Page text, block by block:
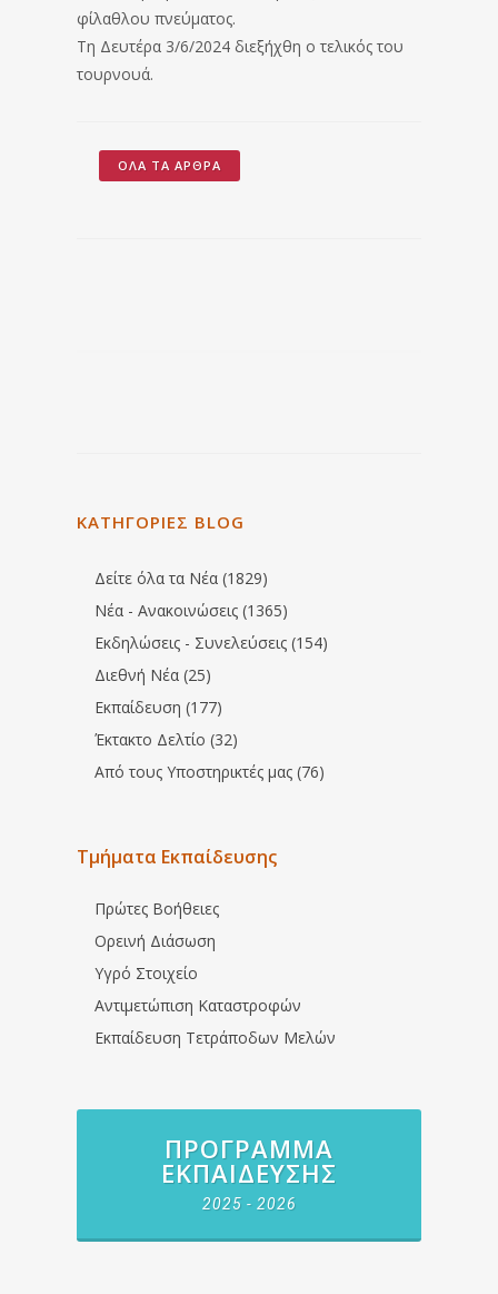
φίλαθλου πνεύματος.
Τη Δευτέρα 3/6/2024 διεξήχθη ο τελικός του
τουρνουά.
ΌΛΑ ΤΑ ΆΡΘΡΑ
ΚΑΤΗΓΟΡΙΕΣ BLOG
Δείτε όλα τα Νέα (1829)
Νέα - Ανακοινώσεις (1365)
Εκδηλώσεις - Συνελεύσεις (154)
Διεθνή Νέα (25)
Εκπαίδευση (177)
Έκτακτο Δελτίο (32)
Από τους Υποστηρικτές μας (76)
Τμήματα Εκπαίδευσης
Πρώτες Βοήθειες
Ορεινή Διάσωση
Υγρό Στοιχείο
Αντιμετώπιση Καταστροφών
Εκπαίδευση Τετράποδων Μελών
ΠΡΌΓΡΑΜΜΑ
ΕΚΠΑΊΔΕΥΣΗΣ
2025 - 2026